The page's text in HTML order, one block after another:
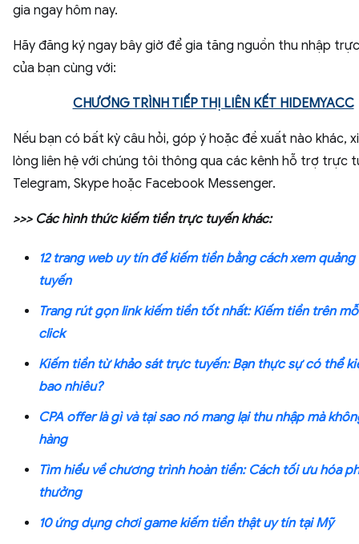
gia ngay hôm nay.
Hãy đăng ký ngay bây giờ để gia tăng nguồn thu nhập
của bạn cùng với:
CHƯƠNG TRÌNH TIẾP THỊ LIÊN KẾT HIDEMYACC
Nếu bạn có bất kỳ câu hỏi, góp ý hoặc đề xuất nào khác,
lòng liên hệ với chúng tôi thông qua các kênh hỗ trợ trực
Telegram, Skype hoặc Facebook Messenger.
>>> Các hình thức kiếm tiền trực tuyến khác:
12 trang web uy tín để kiếm tiền bằng cách xem
tuyến
Trang rút gọn link kiếm tiền tốt nhất: Kiếm tiền trên
click
Kiếm tiền từ khảo sát trực tuyến: Bạn thực sự có thể
bao nhiêu?
CPA offer là gì và tại sao nó mang lại thu nhập mà
hàng
Tìm hiểu về chương trình hoàn tiền: Cách tối ưu hóa
thưởng
10 ứng dụng chơi game kiếm tiền thật uy tín tại Mỹ